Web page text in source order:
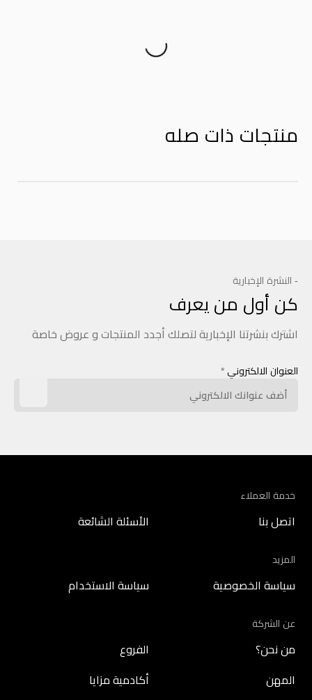
منتجات ذات صله
- النشرة الإخبارية
كن أول من يعرف
اشترك بنشرتنا الإخبارية لتصلك أجدد المنتجات و عروض خاصة
العنوان الالكتروني *
خدمة العملاء
اتصل بنا الأسئلة الشائعة
المزيد
سياسة الخصوصية سياسة الاستخدام
عن الشركة
من نحن؟ الفروع
المهن أكادمية مزايا